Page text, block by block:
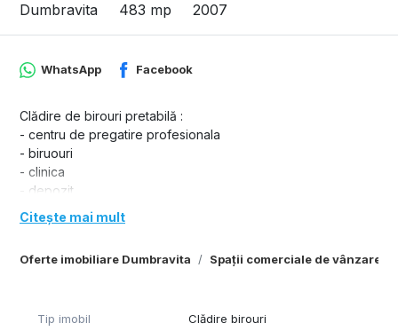
Dumbravita
483 mp 2007
Oferte imobiliare Dumbravita Spații comerciale de vânzare
WhatsApp Facebook
Clădire de birouri pretabilă :
- centru de pregatire profesionala
- biruouri
- clinica
- depozit
- centru spa
- scoala / grădiniță
activitati economice ( scoli , gradinta etc )
Locuri de parcare in curte
Citește mai mult
Tip imobil Clădire birouri